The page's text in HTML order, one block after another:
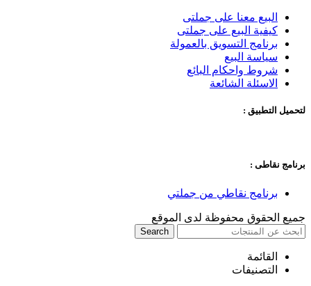
البيع معنا على جملتى
كيفية البيع على جملتى
برنامج التسويق بالعمولة
سياسة البيع
شروط واحكام البائع
الاسئلة الشائعة
لتحميل التطبيق :
برنامج نقاطى :
برنامج نقاطي من جملتي
جميع الحقوق محفوظة لدى الموقع
Search
القائمة
التصنيفات